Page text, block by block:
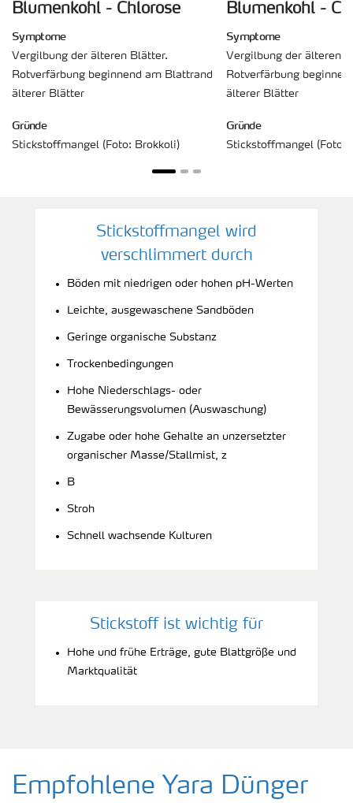
Blumenkohl - Chlorose
Symptome
Vergilbung der älteren Blätter.
Rotverfärbung beginnend am Blattrand
älterer Blätter
Gründe
Stickstoffmangel (Foto: Brokkoli)
Blumenkohl -
Symptome
Vergilbung der älteren
Rotverfärbung
älterer Blätter
Gründe
Stickstoffmangel (Foto:
Stickstoffmangel wird
verschlimmert durch
Böden mit niedrigen oder hohen pH-Werten
Leichte, ausgewaschene Sandböden
Geringe organische Substanz
Trockenbedingungen
Hohe Niederschlags- oder
Bewässerungsvolumen (Auswaschung)
Zugabe oder hohe Gehalte an unzersetzter
organischer Masse/Stallmist, z
B
Stroh
Schnell wachsende Kulturen
Stickstoff ist wichtig für
Hohe und frühe Erträge, gute Blattgröße und
Marktqualität
Empfohlene Yara Dünger